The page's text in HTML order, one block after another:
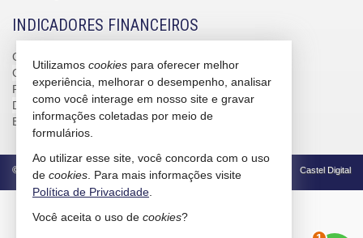
INDICADORES FINANCEIROS
CUB /
CUB /SCvariação
0,95%
Poupança
0,6738%
Dólar Comercial
R$ 5,09
Euro
R$ 5,88
© 2026 CRECI/SC 4586-J Política de Privacidade Castel Digital
Utilizamos cookies para oferecer melhor
experiência, melhorar o desempenho, analisar
como você interage em nosso site e gravar
informações coletadas por meio de
formulários.
Ao utilizar esse site, você concorda com o uso
de cookies . Para mais informações visite
Política de Privacidade
Você aceita o uso de cookies?